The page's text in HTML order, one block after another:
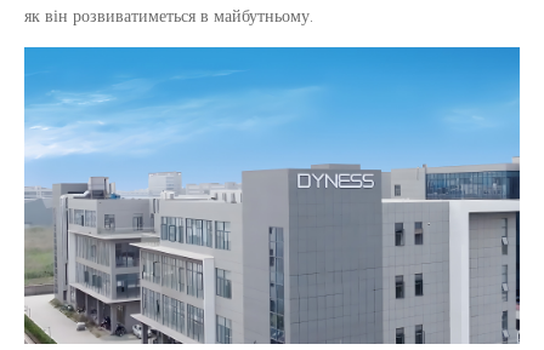
як він розвиватиметься в майбутньому.